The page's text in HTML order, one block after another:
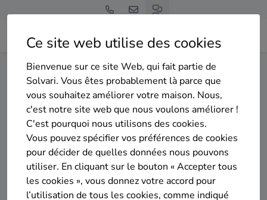
Ce site web utilise des cookies
Bienvenue sur ce site Web, qui fait partie de
Solvari. Vous êtes probablement là parce que
vous souhaitez améliorer votre maison. Nous,
c'est notre site web que nous voulons améliorer !
C'est pourquoi nous utilisons des cookies.
Vous pouvez spécifier vos préférences de cookies
pour décider de quelles données nous pouvons
utiliser. En cliquant sur le bouton « Accepter tous
les cookies », vous donnez votre accord pour
l’utilisation de tous les cookies, comme indiqué
Home Panneaux solaires Hainaut Chièvres
Gratuit et sans engagement
Top 20 des installateurs de
panneaux solaires à Chièvres